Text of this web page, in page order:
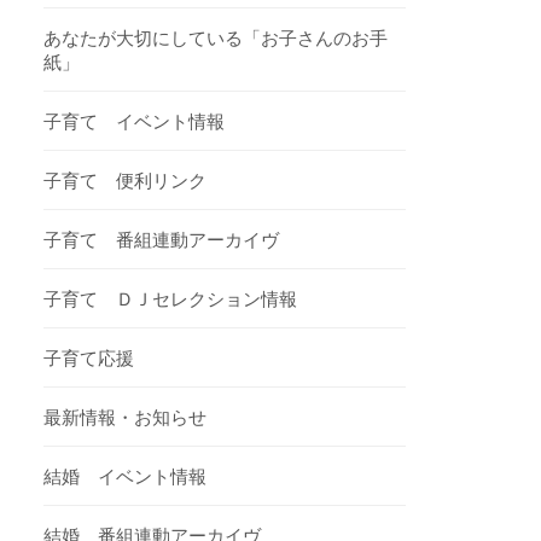
あなたが大切にしている「お子さんのお手
紙」
子育て イベント情報
子育て 便利リンク
子育て 番組連動アーカイヴ
子育て ＤＪセレクション情報
子育て応援
最新情報・お知らせ
結婚 イベント情報
結婚 番組連動アーカイヴ